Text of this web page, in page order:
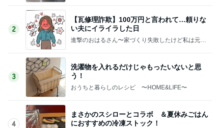
2
【瓦修理詐欺】100万円と言われて…頼りな
い夫にイライラした日
進撃のおはるさん〜家づくり失敗したけど私は元気
3
洗濯物を入れるだけじゃもったいないと思
う！
おうちと暮らしのレシピ 〜HOME&LIFE〜
4
まさかのスシローとコラボ ＆夏休みごはん
におすすめの冷凍ストック！